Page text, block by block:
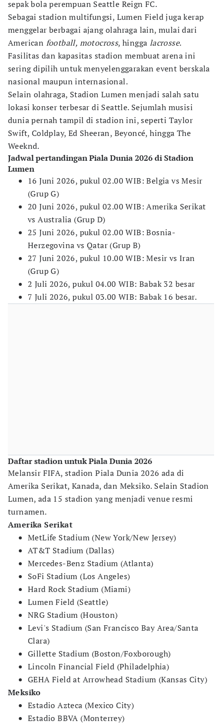
sepak bola perempuan Seattle Reign FC.
Sebagai stadion multifungsi, Lumen Field juga kerap
menggelar berbagai ajang olahraga lain, mulai dari
American football, motocross, hingga lacrosse.
Fasilitas dan kapasitas stadion membuat arena ini
sering dipilih untuk menyelenggarakan event berskala
nasional maupun internasional.
Selain olahraga, Stadion Lumen menjadi salah satu
lokasi konser terbesar di Seattle. Sejumlah musisi
dunia pernah tampil di stadion ini, seperti Taylor
Swift, Coldplay, Ed Sheeran, Beyoncé, hingga The
Weeknd.
Jadwal pertandingan Piala Dunia 2026 di Stadion
Lumen
16 Juni 2026, pukul 02.00 WIB: Belgia vs Mesir
(Grup G)
20 Juni 2026, pukul 02.00 WIB: Amerika Serikat
vs Australia (Grup D)
25 Juni 2026, pukul 02.00 WIB: Bosnia-
Herzegovina vs Qatar (Grup B)
27 Juni 2026, pukul 10.00 WIB: Mesir vs Iran
(Grup G)
2 Juli 2026, pukul 04.00 WIB: Babak 32 besar
7 Juli 2026, pukul 03.00 WIB: Babak 16 besar.
Daftar stadion untuk Piala Dunia 2026
Melansir FIFA, stadion Piala Dunia 2026 ada di
Amerika Serikat, Kanada, dan Meksiko. Selain Stadion
Lumen, ada 15 stadion yang menjadi venue resmi
turnamen.
Amerika Serikat
MetLife Stadium (New York/New Jersey)
AT&T Stadium (Dallas)
Mercedes-Benz Stadium (Atlanta)
SoFi Stadium (Los Angeles)
Hard Rock Stadium (Miami)
Lumen Field (Seattle)
NRG Stadium (Houston)
Levi's Stadium (San Francisco Bay Area/Santa
Clara)
Gillette Stadium (Boston/Foxborough)
Lincoln Financial Field (Philadelphia)
GEHA Field at Arrowhead Stadium (Kansas City)
Meksiko
Estadio Azteca (Mexico City)
Estadio BBVA (Monterrey)